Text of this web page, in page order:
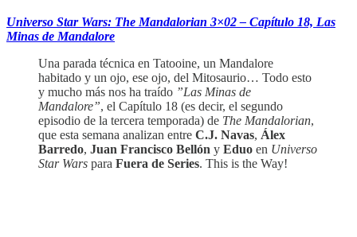
Universo Star Wars: The Mandalorian 3×02 – Capítulo 18, Las
Minas de Mandalore
Una parada técnica en Tatooine, un Mandalore
habitado y un ojo, ese ojo, del Mitosaurio… Todo esto
y mucho más nos ha traído ”Las Minas de
Mandalore”, el Capítulo 18 (es decir, el segundo
episodio de la tercera temporada) de The Mandalorian,
que esta semana analizan entre C.J. Navas, Álex
Barredo, Juan Francisco Bellón y Eduo en Universo
Star Wars para Fuera de Series. This is the Way!